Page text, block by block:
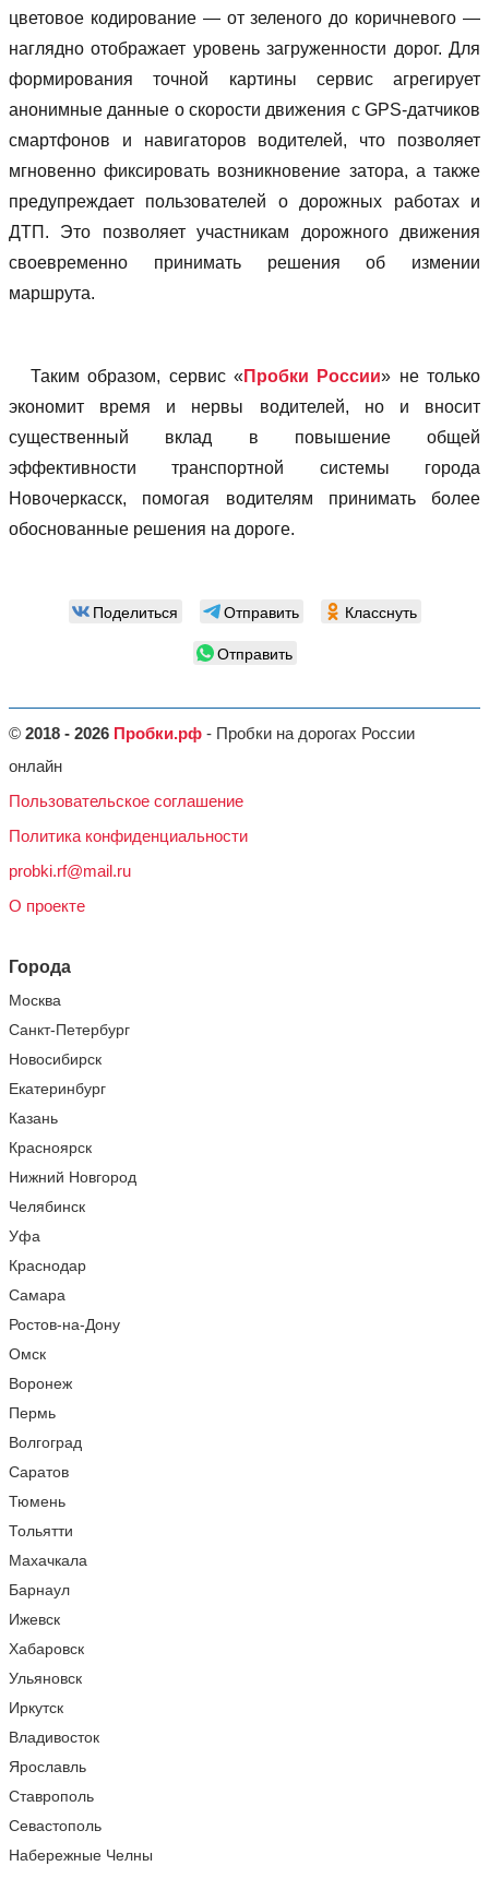
цветовое кодирование — от зеленого до коричневого —
наглядно отображает уровень загруженности дорог. Для
формирования точной картины сервис агрегирует
анонимные данные о скорости движения с GPS-датчиков
смартфонов и навигаторов водителей, что позволяет
мгновенно фиксировать возникновение затора, а также
предупреждает пользователей о дорожных работах и
ДТП. Это позволяет участникам дорожного движения
своевременно принимать решения об измении
маршрута.
Таким образом, сервис « Пробки России» не только
экономит время и нервы водителей, но и вносит
существенный вклад в повышение общей
эффективности транспортной системы города
Новочеркасск, помогая водителям принимать более
обоснованные решения на дороге.
Поделиться Отправить
Класснуть
Отправить
© 2018 - 2026 Пробки.рф - Пробки на дорогах России
онлайн
Пользовательское соглашение
Политика конфиденциальности
probki.rf@mail.ru
О проекте
Города
Москва
Санкт-Петербург
Новосибирск
Екатеринбург
Казань
Красноярск
Нижний Новгород
Челябинск
Уфа
Краснодар
Самара
Ростов-на-Дону
Омск
Воронеж
Пермь
Волгоград
Саратов
Тюмень
Тольятти
Махачкала
Барнаул
Ижевск
Хабаровск
Ульяновск
Иркутск
Владивосток
Ярославль
Ставрополь
Севастополь
Набережные Челны